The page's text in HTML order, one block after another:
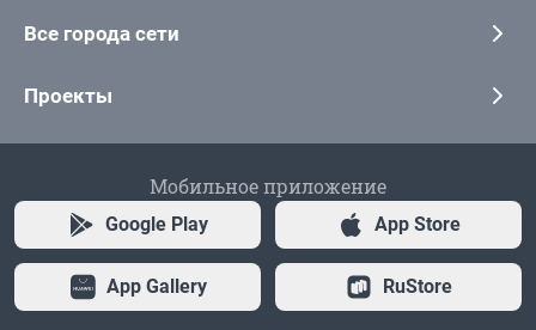
Все города сети
Проекты
Мобильное приложение
Google Play App Store
App Gallery RuStore